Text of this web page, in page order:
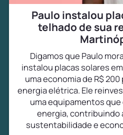
Paulo instalou
telhado de sua
Digamos que Paulo
instalou placas solares
uma economia de R$
energia elétrica. Ele
uma equipamentos
energia, contribuindo
sustentabilidade e